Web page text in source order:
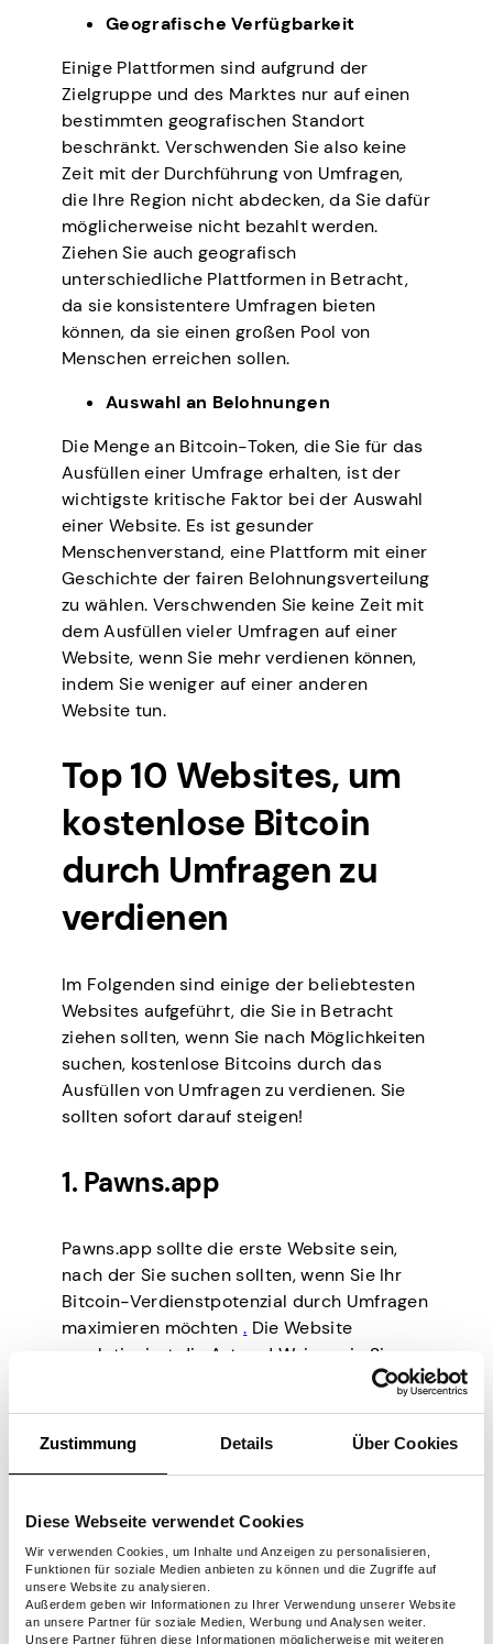
Zustimmung Details Über Cookies
Diese Webseite verwendet Cookies
Wir verwenden Cookies, um Inhalte und Anzeigen zu personalisieren,
Funktionen für soziale Medien anbieten zu können und die Zugriffe auf
unsere Website zu analysieren.
Außerdem geben wir Informationen zu Ihrer Verwendung unserer Website
an unsere Partner für soziale Medien, Werbung und Analysen weiter.
Unsere Partner führen diese Informationen möglicherweise mit weiteren
Geografische Verfügbarkeit
Einige Plattformen sind aufgrund der
Zielgruppe und des Marktes nur auf einen
bestimmten geografischen Standort
beschränkt. Verschwenden Sie also keine
Zeit mit der Durchführung von Umfragen,
die Ihre Region nicht abdecken, da Sie dafür
möglicherweise nicht bezahlt werden.
Ziehen Sie auch geografisch
unterschiedliche Plattformen in Betracht,
da sie konsistentere Umfragen bieten
können, da sie einen großen Pool von
Menschen erreichen sollen.
Auswahl an Belohnungen
Die Menge an Bitcoin-Token, die Sie für das
Ausfüllen einer Umfrage erhalten, ist der
wichtigste kritische Faktor bei der Auswahl
einer Website. Es ist gesunder
Menschenverstand, eine Plattform mit einer
Geschichte der fairen Belohnungsverteilung
zu wählen. Verschwenden Sie keine Zeit mit
dem Ausfüllen vieler Umfragen auf einer
Website, wenn Sie mehr verdienen können,
indem Sie weniger auf einer anderen
Website tun.
Top 10 Websites, um
kostenlose Bitcoin
durch Umfragen zu
verdienen
Im Folgenden sind einige der beliebtesten
Websites aufgeführt, die Sie in Betracht
ziehen sollten, wenn Sie nach Möglichkeiten
suchen, kostenlose Bitcoins durch das
Ausfüllen von Umfragen zu verdienen. Sie
sollten sofort darauf steigen!
1. Pawns.app
Pawns.app sollte die erste Website sein,
nach der Sie suchen sollten, wenn Sie Ihr
Bitcoin-Verdienstpotenzial durch Umfragen
maximieren möchten. Die Website
revolutioniert die Art und Weise, wie Sie
Plattform bietet. Hier sind die
Kernfunktionen:
Pawns.app konzentriert sich auf Ihre
Fähigkeiten und Ihr Fachwissen und
bietet Aufgaben an, die Ihren
Fähigkeiten entsprechen, um qualitativ
hochwertige Arbeit und bessere